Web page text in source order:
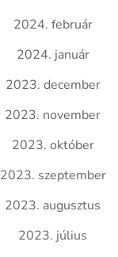
2024. február
2024. január
2023. december
2023. november
2023. október
2023. szeptember
2023. augusztus
2023. július